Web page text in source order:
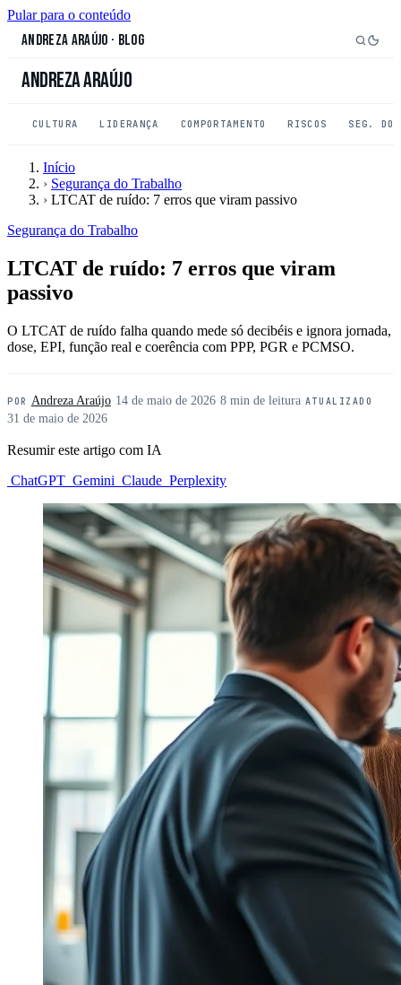
Pular para o conteúdo
Andreza Araújo · Blog
Andreza Araújo
CULTURA LIDERANÇA COMPORTAMENTO RISCOS SEG. DO
Início
› Segurança do Trabalho
› LTCAT de ruído: 7 erros que viram passivo
Segurança do Trabalho
LTCAT de ruído: 7 erros que viram
passivo
O LTCAT de ruído falha quando mede só decibéis e ignora jornada,
dose, EPI, função real e coerência com PPP, PGR e PCMSO.
POR Andreza Araújo· 14 de maio de 2026· 8 min de leitura· ATUALIZADO
31 de maio de 2026
Resumir este artigo com IA
ChatGPT Gemini Claude Perplexity